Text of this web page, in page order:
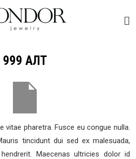
999 АЛТ
vitae pharetra. Fusce eu congue nulla.
tincidunt dui sed ex malesuada,
Maecenas ultricies dolor id